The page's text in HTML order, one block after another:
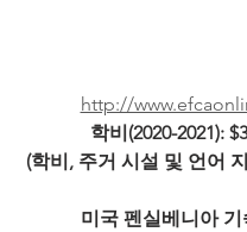
http://
학비(2020-2021):
(학비, 주거 시설 및 언어
미국 펜실베니아